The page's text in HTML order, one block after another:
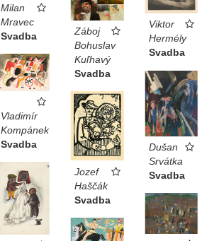
Milan
Mravec
Svadba
Záboj
Bohuslav
Kuľhavý
Svadba
Viktor
Hermély
Svadba
Vladimír
Kompánek
Svadba
Dušan
Srvátka
Svadba
Jozef
Haščák
Svadba